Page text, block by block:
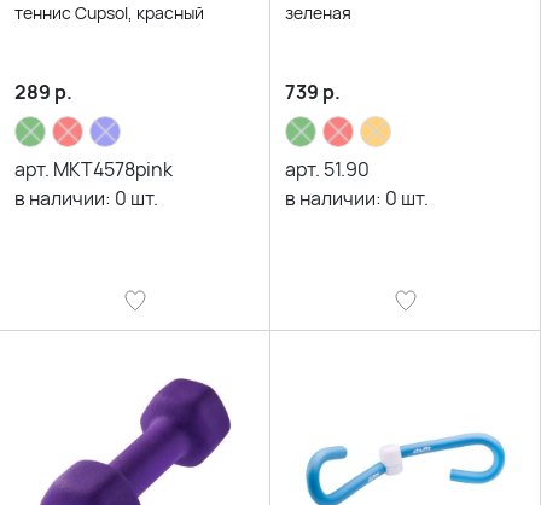
теннис Cupsol, красный
289 р.
арт. MKT4578pink
в наличии: 0 шт.
зеленая
739 р.
арт. 51.90
в наличии: 0 шт.